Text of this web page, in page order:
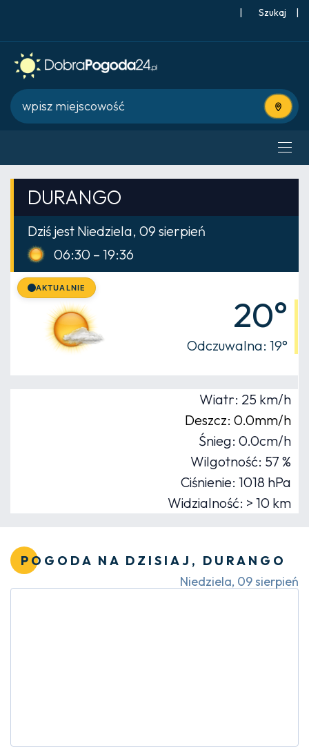
| |
Użyj
DURANGO
Dziś jest Niedziela, 09 sierpień
06:30 – 19:36
AKTUALNIE
20°
Odczuwalna: 19°
Wiatr: 25 km/h
Deszcz: 0.0mm/h
Śnieg: 0.0cm/h
Wilgotność: 57 %
Ciśnienie: 1018 hPa
Widzialność: > 10 km
POGODA NA DZISIAJ, DURANGO
Niedziela, 09 sierpień